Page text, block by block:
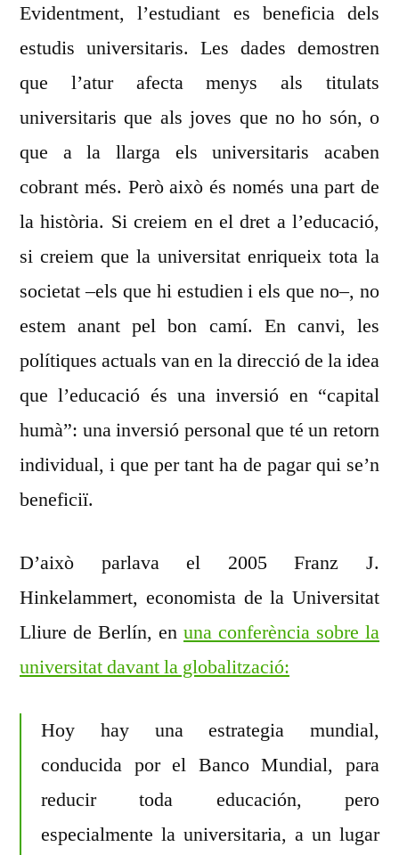
Evidentment, l’estudiant es beneficia dels
estudis universitaris. Les dades demostren
que l’atur afecta menys als titulats
universitaris que als joves que no ho són, o
que a la llarga els universitaris acaben
cobrant més. Però això és només una part de
la història. Si creiem en el dret a l’educació,
si creiem que la universitat enriqueix tota la
societat –els que hi estudien i els que no–, no
estem anant pel bon camí. En canvi, les
polítiques actuals van en la direcció de la idea
que l’educació és una inversió en “capital
humà”: una inversió personal que té un retorn
individual, i que per tant ha de pagar qui se’n
beneficiï.
D’això parlava el 2005 Franz J.
Hinkelammert, economista de la Universitat
Lliure de Berlín, en una conferència sobre la
universitat davant la globalització:
Hoy hay una estrategia mundial,
conducida por el Banco Mundial, para
reducir toda educación, pero
especialmente la universitaria, a un lugar